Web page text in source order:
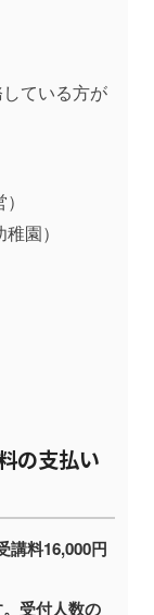
ている方が
園）
の支払い
講料16,000円
受付人数の